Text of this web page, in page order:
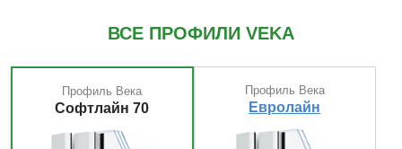
ВСЕ ПРОФИЛИ VEKA
Профиль Века
Софтлайн 70
Профиль Века
Евролайн